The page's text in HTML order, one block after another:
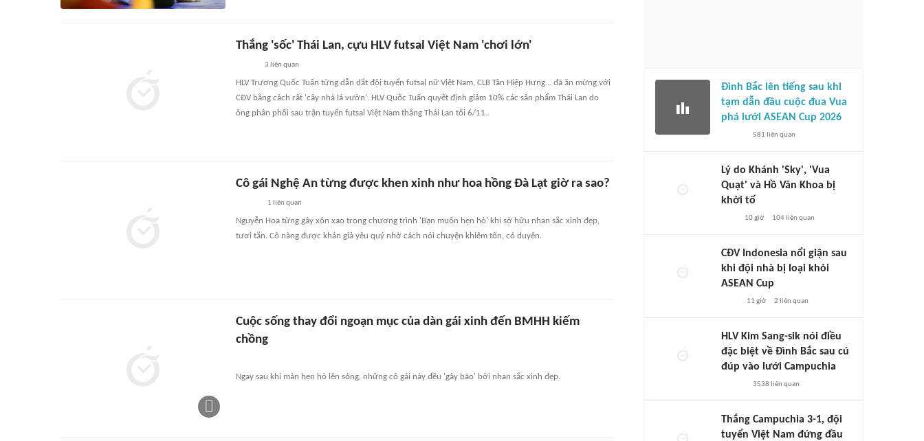
Thắng 'sốc' Thái Lan, cựu HLV futsal Việt Nam 'chơi lớn'
3 liên quan
HLV Trương Quốc Tuấn từng dẫn dắt đội tuyển futsal nữ Việt Nam, CLB Tân Hiệp Hưng… đã ăn mừng với
CĐV bằng cách rất 'cây nhà lá vườn'. HLV Quốc Tuấn quyết định giảm 10% các sản phẩm Thái Lan do
ông phân phối sau trận tuyển futsal Việt Nam thắng Thái Lan tối 6/11.
Cô gái Nghệ An từng được khen xinh như hoa hồng Đà Lạt giờ ra sao?
1 liên quan
Nguyễn Hoa từng gây xôn xao trong chương trình 'Bạn muốn hẹn hò' khi sở hữu nhan sắc xinh đẹp,
tươi tắn. Cô nàng được khán giả yêu quý nhờ cách nói chuyện khiêm tốn, có duyên.
Cuộc sống thay đổi ngoạn mục của dàn gái xinh đến BMHH kiếm
chồng
Ngay sau khi màn hẹn hò lên sóng, những cô gái này đều 'gây bão' bởi nhan sắc xinh đẹp.
Đình Bắc lên tiếng sau khi
tạm dẫn đầu cuộc đua Vua
phá lưới ASEAN Cup 2026
581 liên quan
Lý do Khánh 'Sky', 'Vua
Quạt' và Hồ Văn Khoa bị
khởi tố
10 giờ 104liên quan
CĐV Indonesia nổi giận sau
khi đội nhà bị loại khỏi
ASEAN Cup
11 giờ 2 liên quan
HLV Kim Sang-sik nói điều
đặc biệt về Đình Bắc sau cú
đúp vào lưới Campuchia
3538 liên quan
Thắng Campuchia 3-1, đội
tuyển Việt Nam đứng đầu